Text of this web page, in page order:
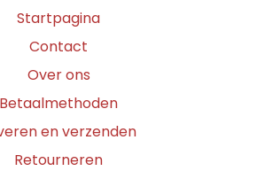
Startpagina
Contact
Over ons
Betaalmethoden
en verzenden
Retourneren